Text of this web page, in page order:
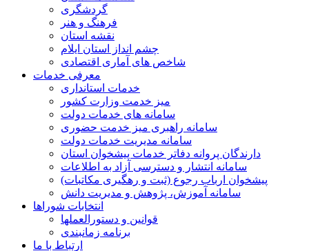
گردشگری
فرهنگ و هنر
نقشه استان
چشم انداز استان ایلام
شاخص های آماری اقتصادی
معرفی خدمات
خدمات استانداری
میز خدمت وزارت کشور
سامانه های خدمات دولت
سامانه راهبری میز خدمت حضوری
سامانه مدیریت خدمات دولت
دارندگان پروانه دفاتر خدمات پیشخوان استان
سامانه انتشار و دسترسی آزاد به اطلاعات
پیشخوان ارباب رجوع (ثبت و رهگیری مکاتبات)
سامانه آموزش، پژوهش و مدیریت دانش
انتخابات شوراها
قوانین و دستورالعملها
برنامه زمانبندی
ارتباط با ما